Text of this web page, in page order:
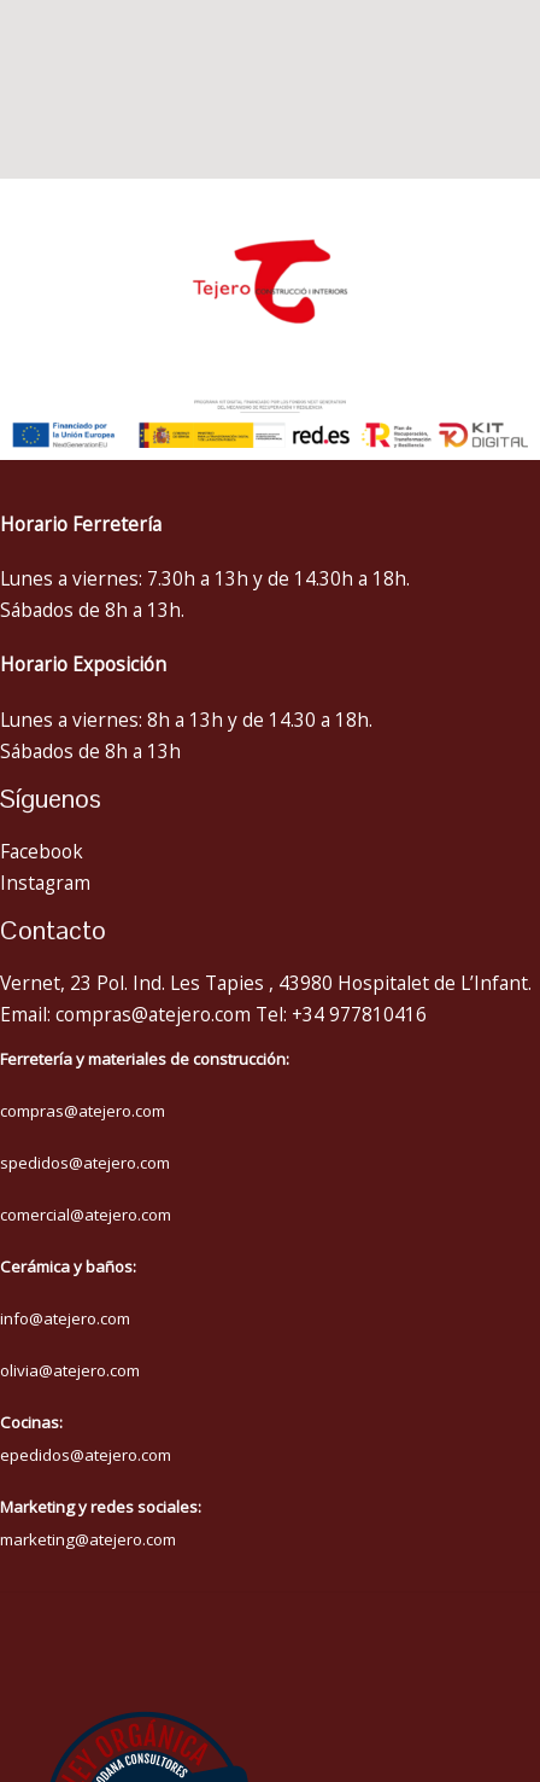
Horario Ferretería
Lunes a viernes: 7.30h a 13h y de 14.30h a 18h.
Sábados de 8h a 13h.
Horario Exposición
Lunes a viernes: 8h a 13h y de 14.30 a 18h.
Sábados de 8h a 13h
Síguenos
Facebook
Instagram
Contacto
Vernet, 23 Pol. Ind. Les Tapies , 43980 Hospitalet de L’Infant.
Email: compras@atejero.com Tel: +34 977810416
Ferretería y materiales de construcción:
compras@atejero.com
spedidos@atejero.com
comercial@atejero.com
Cerámica y baños:
info@atejero.com
olivia@atejero.com
Cocinas:
epedidos@atejero.com
Marketing y redes sociales:
marketing@atejero.com